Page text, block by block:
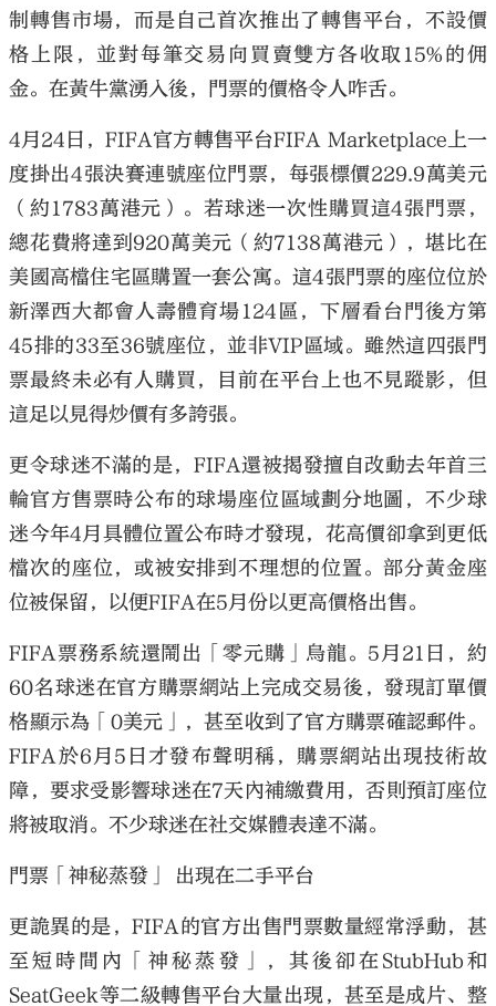
制轉售市場，而是自己首次推出了轉售平台，不設價
格上限，並對每筆交易向買賣雙方各收取15%的佣
金。在黃牛黨湧入後，門票的價格令人咋舌。
4月24日，FIFA官方轉售平台FIFA Marketplace上一
度掛出4張決賽連號座位門票，每張標價229.9萬美元
（約1783萬港元）。若球迷一次性購買這4張門票，
總花費將達到920萬美元（約7138萬港元），堪比在
美國高檔住宅區購置一套公寓。這4張門票的座位位於
新澤西大都會人壽體育場124區，下層看台門後方第
45排的33至36號座位，並非VIP區域。雖然這四張門
票最終未必有人購買，目前在平台上也不見蹤影，但
這足以見得炒價有多誇張。
更令球迷不滿的是，FIFA還被揭發擅自改動去年首三
輪官方售票時公布的球場座位區域劃分地圖，不少球
迷今年4月具體位置公布時才發現，花高價卻拿到更低
檔次的座位，或被安排到不理想的位置。部分黃金座
位被保留，以便FIFA在5月份以更高價格出售。
FIFA票務系統還鬧出「零元購」烏龍。5月21日，約
60名球迷在官方購票網站上完成交易後，發現訂單價
格顯示為「0美元」，甚至收到了官方購票確認郵件。
FIFA於6月5日才發布聲明稱，購票網站出現技術故
障，要求受影響球迷在7天內補繳費用，否則預訂座位
將被取消。不少球迷在社交媒體表達不滿。
門票「神秘蒸發」 出現在二手平台
更詭異的是，FIFA的官方出售門票數量經常浮動，甚
至短時間內「神秘蒸發」，其後卻在StubHub和
SeatGeek等二級轉售平台大量出現，甚至是成片、整